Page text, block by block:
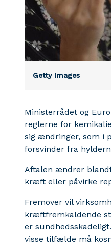
Getty Images
Ministerrådet og
reglerne for
sig ændringer, som i
forsvinder fra
Aftalen ændrer
kræft eller påvirke
Fremover vil
kræftfremkaldende
er
visse tilfælde må